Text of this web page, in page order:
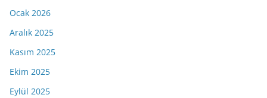
Ocak 2026
Aralık 2025
Kasım 2025
Ekim 2025
Eylül 2025